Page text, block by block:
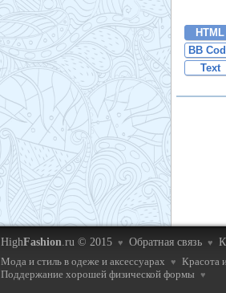
HTML
BB
Text
HighFashion.ru © 2015 ♥ Обратная связь ♥
Мода и стиль в одеже и аксессуарах
♥ Красота
Поддержание хорошей физической формы ♥